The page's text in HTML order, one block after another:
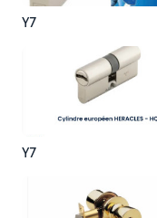
Y7
Y7